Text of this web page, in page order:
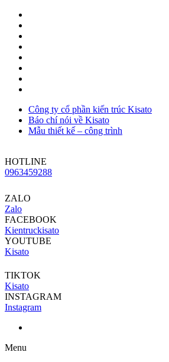
Công ty cổ phần kiến trúc Kisato
Báo chí nói về Kisato
Mẫu thiết kế – công trình
HOTLINE
0963459288
ZALO
Zalo
FACEBOOK
Kientruckisato
YOUTUBE
Kisato
TIKTOK
Kisato
INSTAGRAM
Instagram
Menu